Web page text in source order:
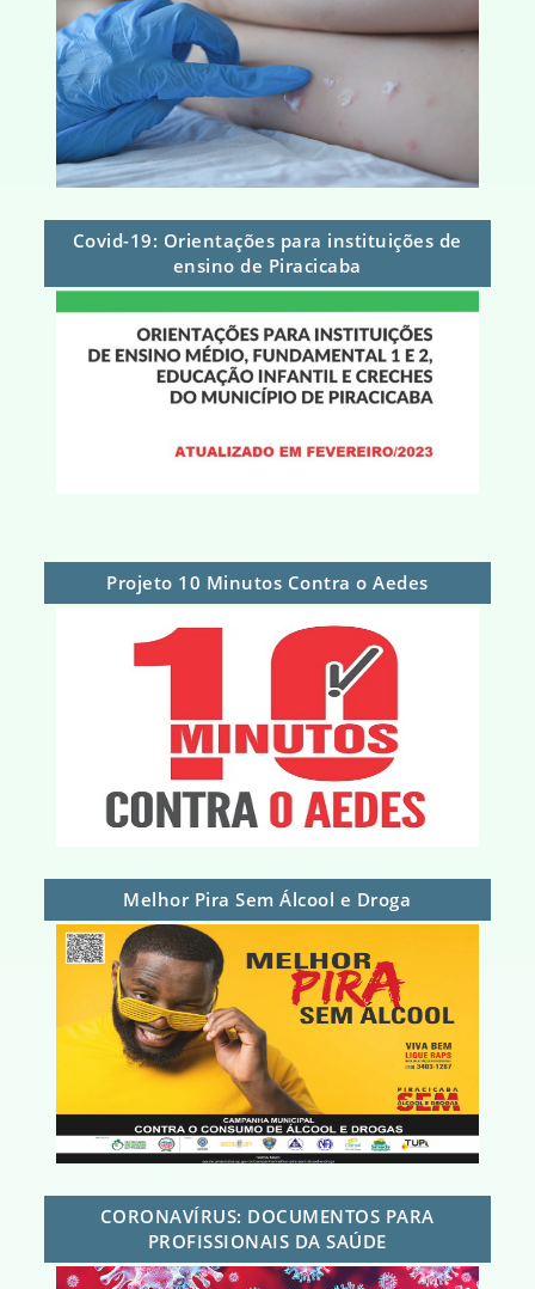
Covid-19: Orientações para instituições de
ensino de Piracicaba
Projeto 10 Minutos Contra o Aedes
Melhor Pira Sem Álcool e Droga
CORONAVÍRUS: DOCUMENTOS PARA
PROFISSIONAIS DA SAÚDE